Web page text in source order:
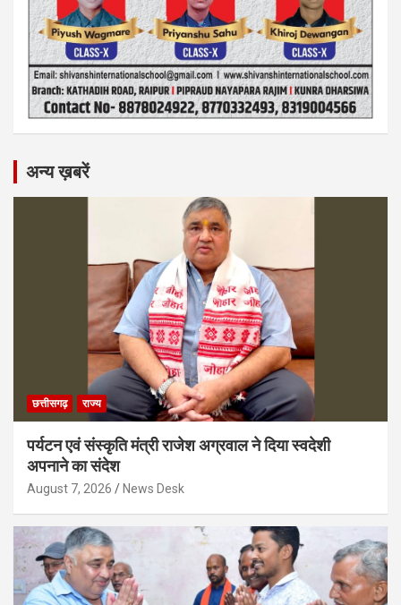
अन्य ख़बरें
छत्तीसगढ़ राज्य
पर्यटन एवं संस्कृति मंत्री राजेश अग्रवाल ने दिया स्वदेशी
अपनाने का संदेश
August 7, 2026 News Desk